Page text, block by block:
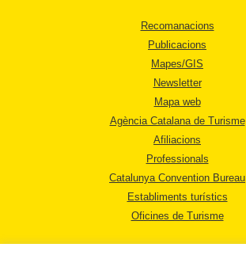
Recomanacions
Publicacions
Mapes/GIS
Newsletter
Mapa web
Agència Catalana de Turisme
Afiliacions
Professionals
Catalunya Convention Bureau
Establiments turístics
Oficines de Turisme